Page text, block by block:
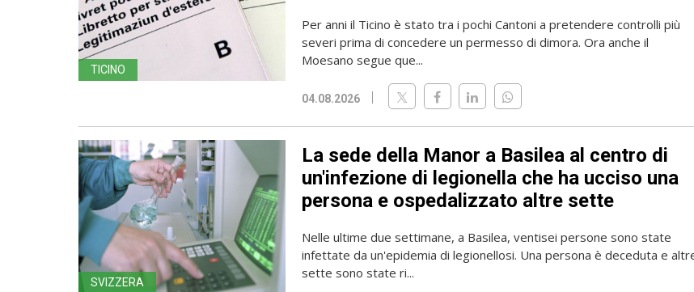
TICINO
Per anni il Ticino è stato tra i pochi Cantoni a pretendere controlli più
severi prima di concedere un permesso di dimora. Ora anche il
Moesano segue que...
04.08.2026
SVIZZERA
La sede della Manor a Basilea al centro di
un'infezione di legionella che ha ucciso una
persona e ospedalizzato altre sette
Nelle ultime due settimane, a Basilea, ventisei persone sono state
infettate da un'epidemia di legionellosi. Una persona è deceduta e
sette sono state ri...